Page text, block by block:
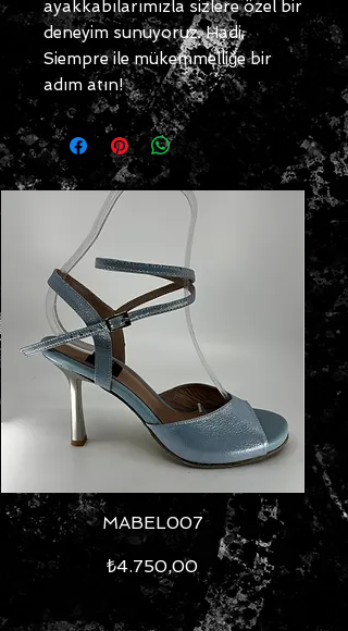
ayakkabılarımızla sizlere özel bir
deneyim sunuyoruz. Hadi,
Siempre ile mükemmelliğe bir
adım atın!
MABEL007
Fiyat
₺4.750,00